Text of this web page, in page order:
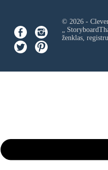
© 2026 -
„
ženklas,